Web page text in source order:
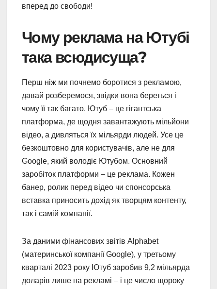
вперед до свободи!
Чому реклама на Ютубі
така всюдисуща?
Перш ніж ми почнемо боротися з рекламою,
давай розберемося, звідки вона береться і
чому її так багато. Ютуб – це гігантська
платформа, де щодня завантажують мільйони
відео, а дивляться їх мільярди людей. Усе це
безкоштовно для користувачів, але не для
Google, який володіє Ютубом. Основний
заробіток платформи – це реклама. Кожен
банер, ролик перед відео чи спонсорська
вставка приносить дохід як творцям контенту,
так і самій компанії.
За даними фінансових звітів Alphabet
(материнської компанії Google), у третьому
кварталі 2023 року Ютуб заробив 9,2 мільярда
доларів лише на рекламі – і це число щороку